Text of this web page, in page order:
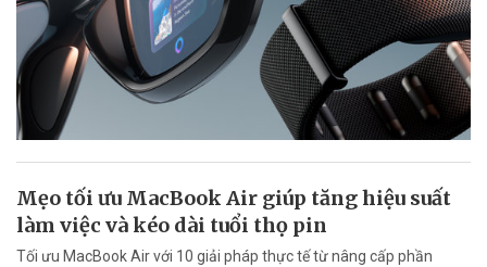
Mẹo tối ưu MacBook Air giúp tăng hiệu suất
làm việc và kéo dài tuổi thọ pin
Tối ưu MacBook Air với 10 giải pháp thực tế từ nâng cấp phần